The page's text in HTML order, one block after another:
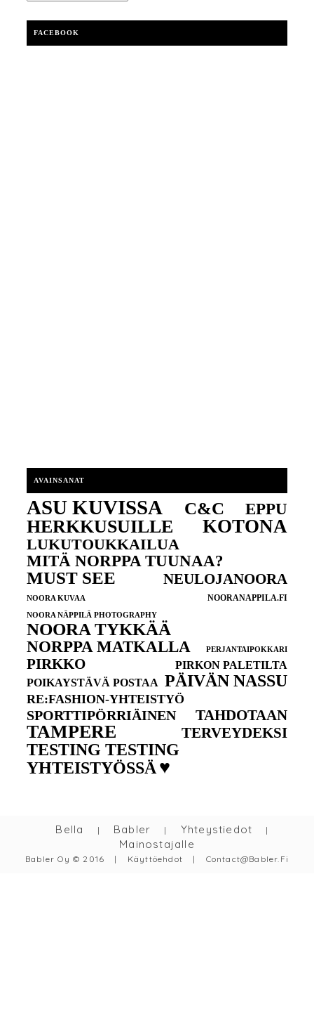
FACEBOOK
AVAINSANAT
ASU KUVISSA C&C EPPU
HERKKUSUILLE KOTONA
LUKUTOUKKAILUA
MITÄ NORPPA TUUNAA?
MUST SEE NEULOJANOORA
NOORA KUVAA NOORANAPPILA.FI
NOORA NÄPPILÄ PHOTOGRAPHY
NOORA TYKKÄÄ
NORPPA MATKALLA PERJANTAIPOKKARI
PIRKKO
PIRKON PALETILTA
POIKAYSTÄVÄ POSTAA PÄIVÄN NASSU
RE:FASHION-YHTEISTYÖ
SPORTTIPÖRRIÄINEN TAHDOTAAN
TAMPERE TERVEYDEKSI
TESTING TESTING
YHTEISTYÖSSÄ ♥
Bella | Babler | Yhteystiedot |
Mainostajalle
Babler Oy © 2016 | Käyttöehdot | Contact@babler.fi